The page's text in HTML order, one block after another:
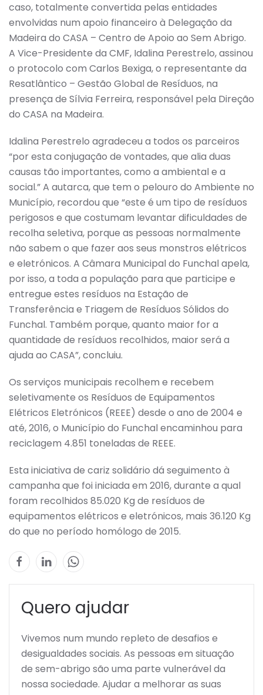
caso, totalmente convertida pelas entidades
envolvidas num apoio financeiro à Delegação da
Madeira do CASA – Centro de Apoio ao Sem Abrigo.
A Vice-Presidente da CMF, Idalina Perestrelo, assinou
o protocolo com Carlos Bexiga, o representante da
Resatlântico – Gestão Global de Resíduos, na
presença de Sílvia Ferreira, responsável pela Direção
do CASA na Madeira.
Idalina Perestrelo agradeceu a todos os parceiros
“por esta conjugação de vontades, que alia duas
causas tão importantes, como a ambiental e a
social.” A autarca, que tem o pelouro do Ambiente no
Município, recordou que “este é um tipo de resíduos
perigosos e que costumam levantar dificuldades de
recolha seletiva, porque as pessoas normalmente
não sabem o que fazer aos seus monstros elétricos
e eletrónicos. A Câmara Municipal do Funchal apela,
por isso, a toda a população para que participe e
entregue estes resíduos na Estação de
Transferência e Triagem de Resíduos Sólidos do
Funchal. Também porque, quanto maior for a
quantidade de resíduos recolhidos, maior será a
ajuda ao CASA”, concluiu.
Os serviços municipais recolhem e recebem
seletivamente os Resíduos de Equipamentos
Elétricos Eletrónicos (REEE) desde o ano de 2004 e
até, 2016, o Município do Funchal encaminhou para
reciclagem 4.851 toneladas de REEE.
Esta iniciativa de cariz solidário dá seguimento à
campanha que foi iniciada em 2016, durante a qual
foram recolhidos 85.020 Kg de resíduos de
equipamentos elétricos e eletrónicos, mais 36.120 Kg
do que no período homólogo de 2015.
Quero ajudar
Vivemos num mundo repleto de desafios e
desigualdades sociais. As pessoas em situação
de sem-abrigo são uma parte vulnerável da
nossa sociedade. Ajudar a melhorar as suas